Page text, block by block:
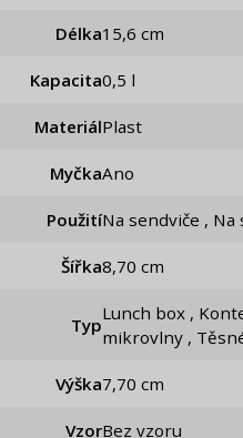
Délka 15,6 cm
Kapacita 0,5 l
Materiál Plast
Myčka Ano
Použití Na sendviče ,
Šířka 8,70 cm
Typ
Lunch box , Kontejner , Pro dospělé , Do práce , Do
mikrovlny ,
Výška 7,70 cm
Vzor Bez vzoru